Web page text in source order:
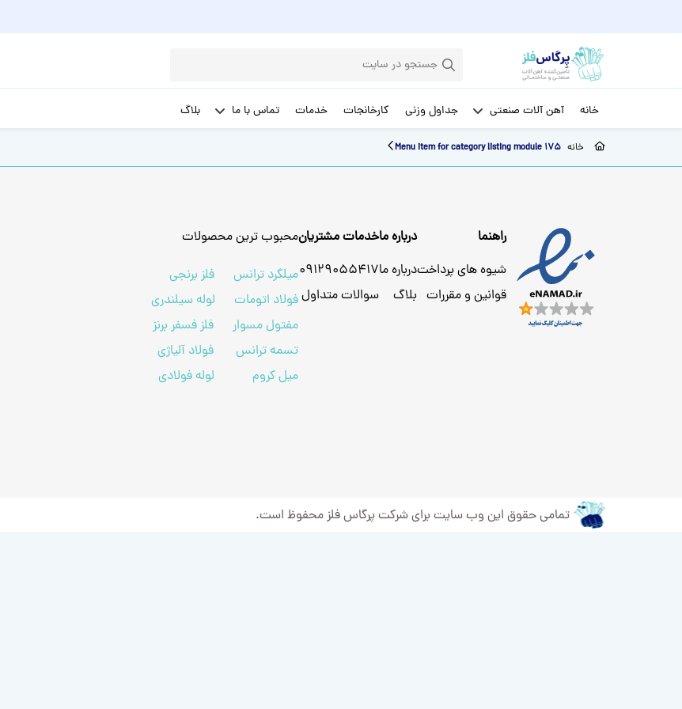
خانه آهن آلات صنعتی جداول وزنی کارخانجات خدمات تماس با ما بلاگ
خانه Menu item for category listing module 175
راهنما
شیوه های پرداخت
قوانین و مقررات
درباره ما
درباره ما
بلاگ
خدمات مشتریان
09129055417
سوالات متداول
محبوب ترین محصولات
میلگرد ترانس
فلز برنجی
فولاد اتومات
لوله سیلندری
مفتول مسوار
فلز فسفر برنز
تسمه ترانس
فولاد آلیاژی
میل کروم
لوله فولادی
تمامی حقوق این وب سایت برای شرکت پرگاس فلز محفوظ است.